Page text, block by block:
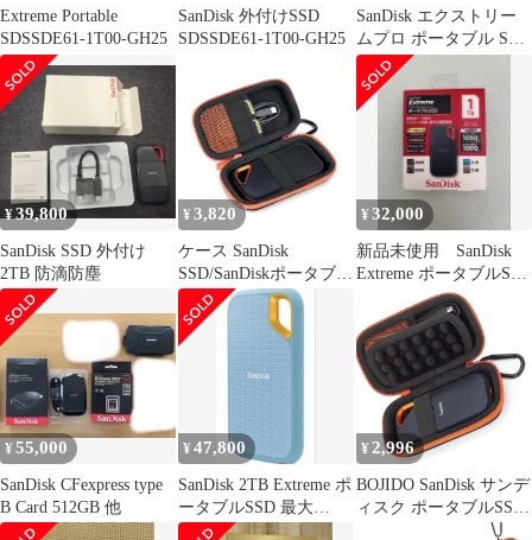
Extreme Portable
SDSSDE61-1T00-GH25
SanDisk 外付けSSD
SDSSDE61-1T00-GH25
SanDisk エクストリー
ムプロ ポータブル SSD
4TB
¥39,800
SanDisk SSD 外付け
2TB 防滴防塵
¥ 3,820
ケース SanDisk
SSD/SanDiskポータブル
SSD Portable Extreme
PRO 1TB 2TB 4TB
500GB外付に対応 サン
ディスク 専用保護収納
携帯用ym 630054e5
¥32,000
新品未使用 SanDisk
Extreme ポータブルSSD
¥55,000
SanDisk CFexpress type
B Card 512GB 他
¥47,800
SanDisk 2TB Extreme ポ
ータブルSSD 最大
1050MB/秒
¥ 2,996
BOJIDO SanDisk サンデ
ィスク ポータブルSSD
Extreme PRO E81/E61